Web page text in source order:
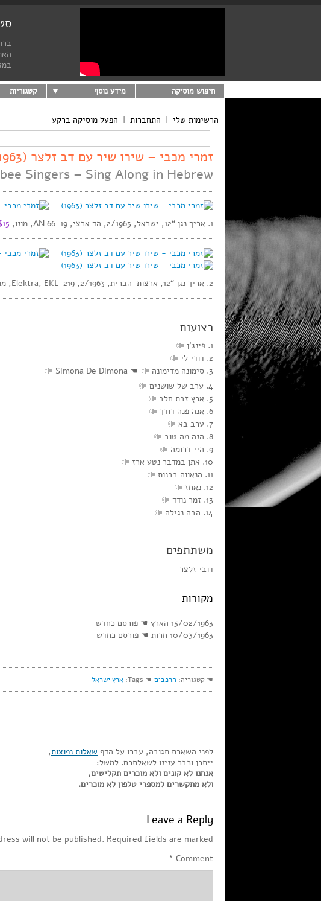
חיפוש מוסיקה מידע נוסף קטגוריות
הרשימות שלי | התחברות | הפעל מוסיקה ברקע
זמרי מכבי – שירו שיר עם דב זלצר (1963)
Singers – Sing Along in Hebrew
1. אריך נגן “12, ישראל, 2/1963, הד ארצי, AN 66-19, מונו,
2. אריך נגן “12, ארצות-הברית, 2/1963, Elektra, EKL-219, מונו
רצועות
1. פינג’ן
2. דודי לי
3. סימונה מדימונה
☚
4. ערב של שושנים
5. ארץ זבת חלב
6. אנה פנה דודך
7. ערב בא
8. הנה מה טוב
9. היי דרומה
10. אתן במדבר נטע ארז
11. הנאווה בבנות
12. נאחז
13. זמר נודד
14. הבה נגילה
משתתפים
דובי זלצר
מקורות
15/02/1963 הארץ ☚ פורסם כחדש
10/03/1963 חרות ☚ פורסם כחדש
☚ קטגוריה: הרכבים ☚ Tags: ארץ ישראל
לפני השארת תגובה, עברו על הדף שאלות נפוצות,
ייתכן וכבר ענינו לשאלתכם. למשל:
אנחנו לא קונים ולא מוכרים תקליטים,
ולא מתקשרים למספרי טלפון לא מוכרים.
Leave a Reply
will not be published. Required fields are marked
Comment
*